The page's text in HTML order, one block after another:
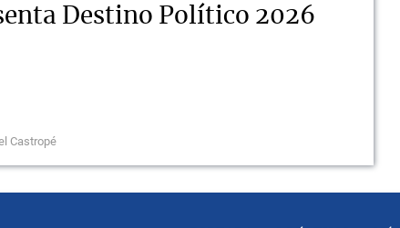
Destino Político 2026
Castropé